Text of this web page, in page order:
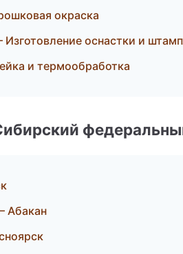
окраска
оснастки и
и термообработка
Абакан